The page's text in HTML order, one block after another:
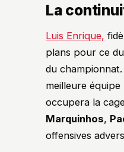
La
Luis Enrique,
plans pour ce
du championnat.
meilleure
occupera la
Marquinhos,
offensives